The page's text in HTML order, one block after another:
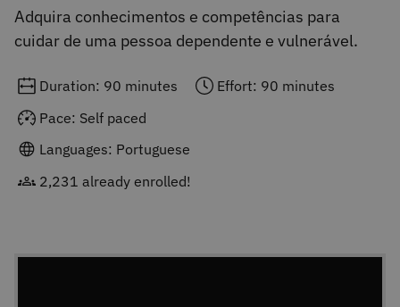
Adquira conhecimentos e competências para
cuidar de uma pessoa dependente e vulnerável.
Duration: 90 minutes
Effort: 90 minutes
Pace: Self paced
Languages: Portuguese
2,231 already enrolled!